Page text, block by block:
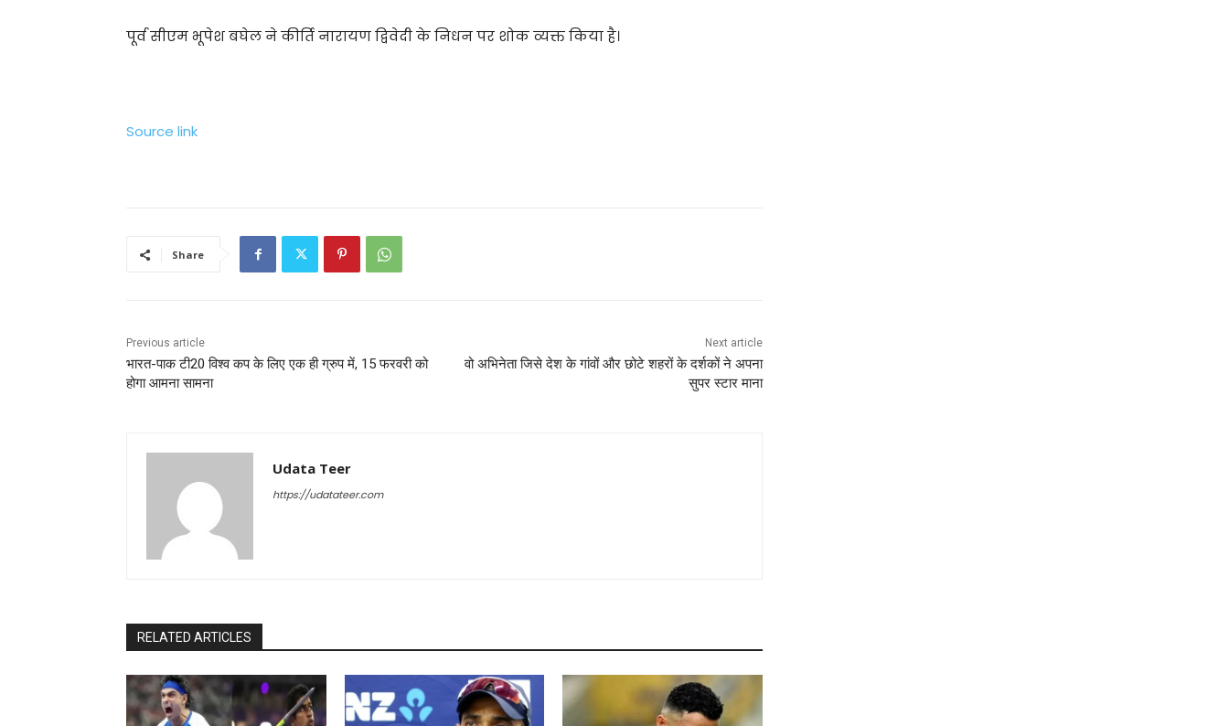
पूर्व सीएम भूपेश बघेल ने कीर्ति नारायण द्विवेदी के निधन पर शोक व्यक्त किया है।
Source link
Share
Previous article
भारत-पाक टी20 विश्व कप के लिए एक ही ग्रुप में, 15 फरवरी को
होगा आमना सामना
Next article
वो अभिनेता जिसे देश के गांवों और छोटे शहरों के दर्शकों ने अपना
सुपर स्टार माना
Udata Teer
https://udatateer.com
RELATED ARTICLES